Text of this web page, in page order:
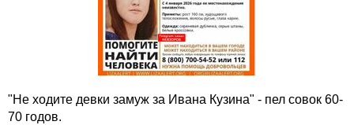
"Не ходите девки замуж за Ивана Кузина" - пел совок 60-
70 годов.